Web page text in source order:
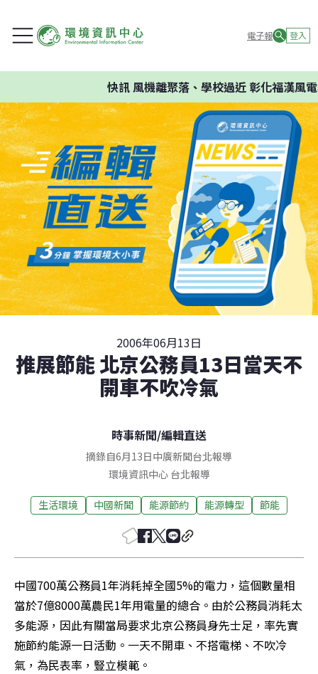
電子報 登入
快訊風機離聚落、學校過近 彰化福漢風電
2006年06月13日
推展節能 北京公務員13日當天不
開車不吹冷氣
時事新聞/編輯直送
摘錄自6月13日中廣新聞台北報導
環境資訊中心 台北報導
生活環境 中國新聞 能源節約 能源轉型 節能
中國700萬公務員1年消耗掉全國5%的電力，這個數量相
當於7億8000萬農民1年用電量的總合。由於公務員消耗太
多能源，因此有關當局要求北京公務員身先士足，率先實
施節約能源一日活動。一天不開車、不搭電梯、不吹冷
氣，為民表率，豎立模範。